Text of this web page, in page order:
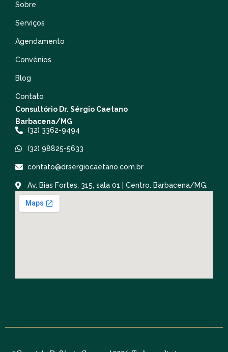
Sobre
Serviços
Agendamento
Convênios
Blog
Contato
Consultório Dr. Sérgio Caetano
Barbacena/MG
(32) 3362-9494
(32) 98825-5633
contato@drsergiocaetano.com.br
Av. Bias Fortes, 315, sala 01 | Centro. Barbacena/MG.